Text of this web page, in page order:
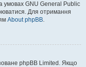
умовах GNU General Public
Для отримання
About phpBB.
phpBB Limited. Якщо